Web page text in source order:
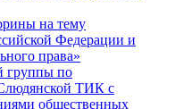
на тему
Федерации и
права»
группы по
ТИК с
общественных